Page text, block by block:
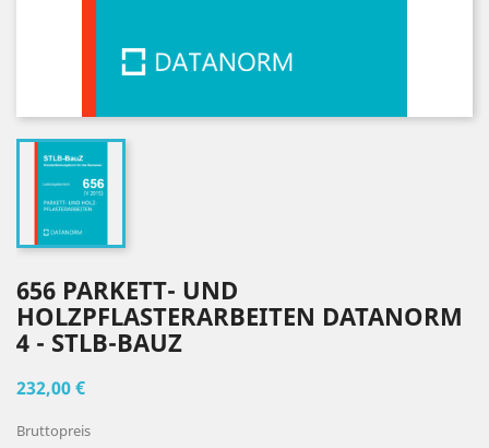
656 PARKETT- UND
HOLZPFLASTERARBEITEN DATANORM
4 - STLB-BAUZ
232,00 €
Bruttopreis